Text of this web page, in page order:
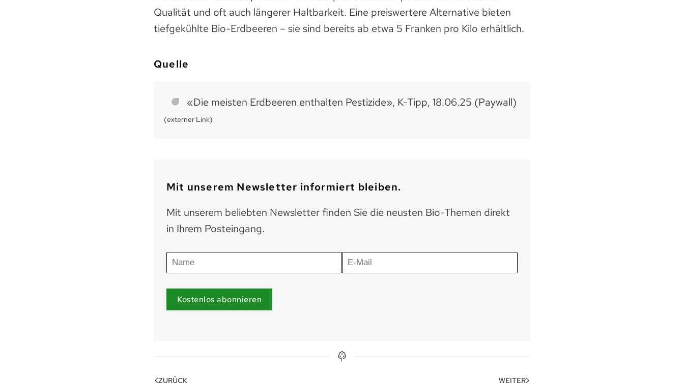
Qualität und oft auch längerer Haltbarkeit. Eine preiswertere Alternative bieten
tiefgekühlte Bio-Erdbeeren – sie sind bereits ab etwa 5 Franken pro Kilo erhältlich.
Quelle
«Die meisten Erdbeeren enthalten Pestizide», K-Tipp, 18.06.25 (Paywall)
(externer Link)
Mit unserem Newsletter informiert bleiben.
Mit unserem beliebten Newsletter finden Sie die neusten Bio-Themen direkt
in Ihrem Posteingang.
Kostenlos abonnieren
ZURÜCK WEITER